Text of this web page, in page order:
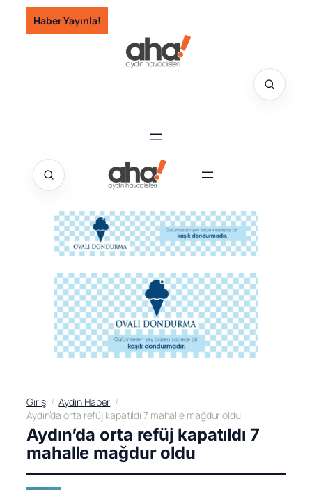
İçeriğe
geç
Haber Yayınla!
Giriş
Aydın Haber
Aydın’da orta refüj kapatıldı 7 mahalle mağdur oldu
Aydın’da orta refüj kapatıldı 7
mahalle mağdur oldu